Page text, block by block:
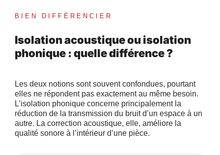
BIEN DIFFÉRENCIER
Isolation acoustique ou isolation
phonique : quelle différence ?
Les deux notions sont souvent confondues, pourtant
elles ne répondent pas exactement au même besoin.
L’isolation phonique concerne principalement la
réduction de la transmission du bruit d’un espace à un
autre. La correction acoustique, elle, améliore la
qualité sonore à l’intérieur d’une pièce.